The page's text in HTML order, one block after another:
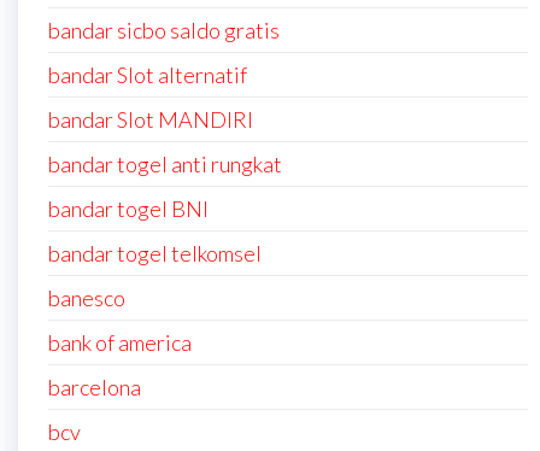
bandar sicbo saldo gratis
bandar Slot alternatif
bandar Slot MANDIRI
bandar togel anti rungkat
bandar togel BNI
bandar togel telkomsel
banesco
bank of america
barcelona
bcv